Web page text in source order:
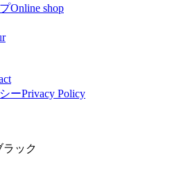
Online shop
ーPrivacy Policy
ラック